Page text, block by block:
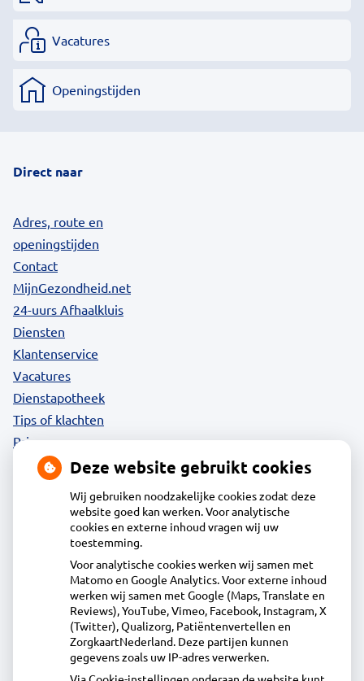
Vacatures
Openingstijden
Direct naar
Adres, route en
openingstijden
Contact
MijnGezondheid.net
24-uurs Afhaalkluis
Diensten
Klantenservice
Vacatures
Dienstapotheek
Tips of klachten
Privacy
Acdapha Apotheek Waterland-Oost
Heideweg 1B, 1132DA Volendam
0299 - 36 83 24
info@apotheekwaterlandoost.nl
Inschrijven
Deze website gebruikt cookies
Wij gebruiken noodzakelijke cookies zodat deze
website goed kan werken. Voor analytische
cookies en externe inhoud vragen wij uw
toestemming.
Voor analytische cookies werken wij samen met
Matomo en Google Analytics. Voor externe inhoud
werken wij samen met Google (Maps, Translate en
Reviews), YouTube, Vimeo, Facebook, Instagram, X
(Twitter), Qualizorg, Patiëntenvertellen en
ZorgkaartNederland. Deze partijen kunnen
gegevens zoals uw IP-adres verwerken.